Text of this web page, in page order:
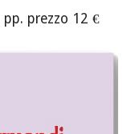
pp. prezzo 12 €